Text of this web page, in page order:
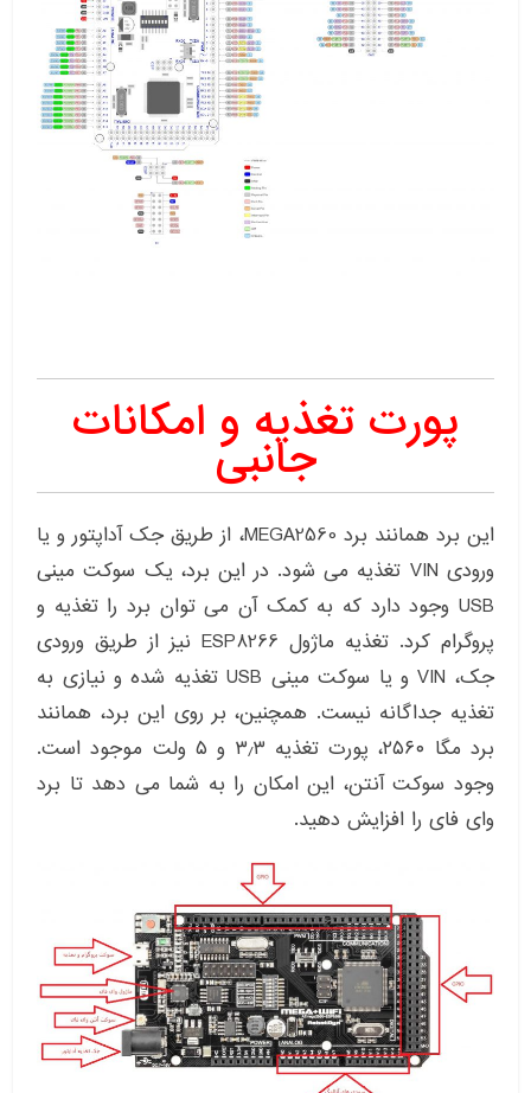
پورت تغذیه و امکانات
جانبی
این برد همانند برد MEGA2560، از طریق جک آداپتور و یا
ورودی VIN تغذیه می شود. در این برد، یک سوکت مینی
USB وجود دارد که به کمک آن می توان برد را تغذیه و
پروگرام کرد. تغذیه ماژول ESP8266 نیز از طریق ورودی
جک، VIN و یا سوکت مینی USB تغذیه شده و نیازی به
تغذیه جداگانه نیست. همچنین، بر روی این برد، همانند
برد مگا ۲۵۶۰، پورت تغذیه ۳٫۳ و ۵ ولت موجود است.
وجود سوکت آنتن، این امکان را به شما می دهد تا برد
وای فای را افزایش دهید.